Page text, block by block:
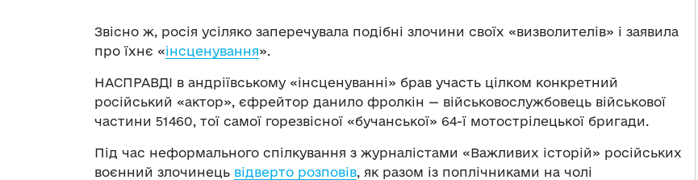
Звісно ж, росія усіляко заперечувала подібні злочини своїх «визволителів» і заявила
про їхнє «інсценування».
НАСПРАВДІ в андріївському «інсценуванні» брав участь цілком конкретний
російський «актор», єфрейтор данило фролкін — військовослужбовець військової
частини 51460, тої самої горезвісної «бучанської» 64-ї мотострілецької бригади.
Під час неформального спілкування з журналістами «Важливих історій» російських
воєнний злочинець відверто розповів, як разом із поплічниками на чолі